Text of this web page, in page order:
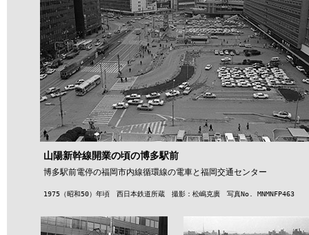
山陽新幹線開業の頃の博多駅前
博多駅前電停の福岡市内線循環線の電車と福岡交通センター
1975（昭和50）年頃 西日本鉄道所蔵 撮影：松嶋克廣 写真No. MNMNFP463